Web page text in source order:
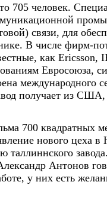
705 человек.
связи, для
В числе фирм-
как
Евросоюза,
международного
получает из
700 квадратных
нового цеха в
таллиннского
Антонов
у них есть